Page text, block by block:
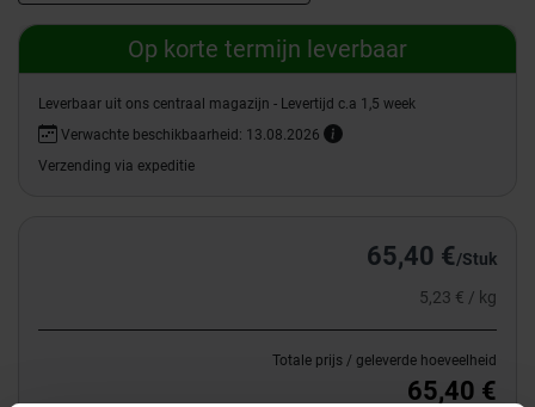
Op korte termijn leverbaar
Leverbaar uit ons centraal magazijn - Levertijd c.a 1,5 week
Verwachte beschikbaarheid: 13.08.2026
Verzending via expeditie
65,40 €/Stuk
5,23 € / kg
Totale prijs / geleverde hoeveelheid
65,40 €